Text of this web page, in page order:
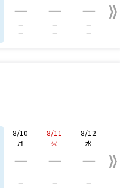
―
―
―
―
―
―
―
―
―
8/10
月
8/11
火
8/12
水
―
―
―
―
―
―
―
―
―